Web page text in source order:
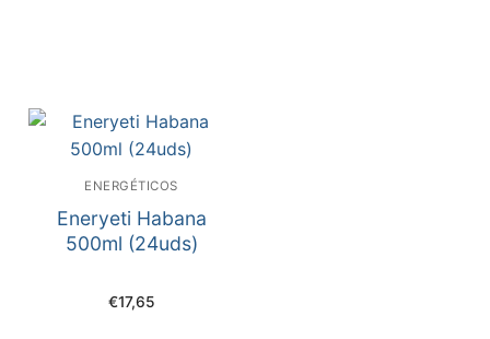
ENERGÉTICOS
Eneryeti Habana
500ml (24uds)
€17,65